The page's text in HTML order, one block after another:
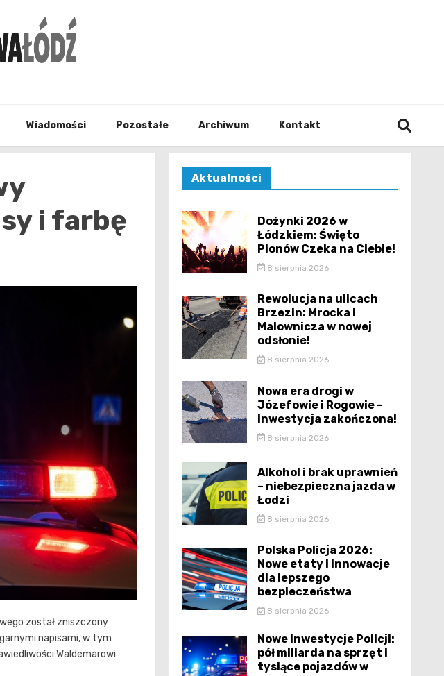
Wiadomości Pozostałe Archiwum Kontakt
i farbę
został zniszczony
napisami, w tym
Waldemarowi
Aktualności
Dożynki 2026 w
Łódzkiem: Święto
Plonów Czeka na Ciebie!
8 sierpnia 2026
Rewolucja na ulicach
Brzezin: Mrocka i
Malownicza w nowej
odsłonie!
8 sierpnia 2026
Nowa era drogi w
Józefowie i Rogowie –
inwestycja zakończona!
8 sierpnia 2026
Alkohol i brak uprawnień
– niebezpieczna jazda w
Łodzi
8 sierpnia 2026
Polska Policja 2026:
Nowe etaty i innowacje
dla lepszego
bezpieczeństwa
8 sierpnia 2026
Nowe inwestycje Policji:
pół miliarda na sprzęt i
tysiące pojazdów w